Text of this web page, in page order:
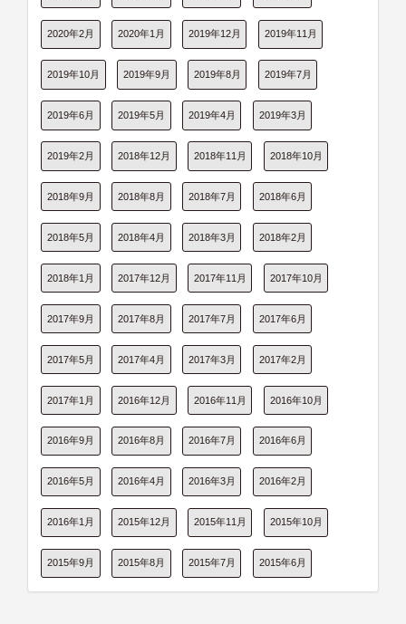
2020年2月 2020年1月 2019年12月 2019年11月
2019年10月 2019年9月 2019年8月 2019年7月
2019年6月 2019年5月 2019年4月 2019年3月
2019年2月 2018年12月 2018年11月 2018年10月
2018年9月 2018年8月 2018年7月 2018年6月
2018年5月 2018年4月 2018年3月 2018年2月
2018年1月 2017年12月 2017年11月 2017年10月
2017年9月 2017年8月 2017年7月 2017年6月
2017年5月 2017年4月 2017年3月 2017年2月
2017年1月 2016年12月 2016年11月 2016年10月
2016年9月 2016年8月 2016年7月 2016年6月
2016年5月 2016年4月 2016年3月 2016年2月
2016年1月 2015年12月 2015年11月 2015年10月
2015年9月 2015年8月 2015年7月 2015年6月